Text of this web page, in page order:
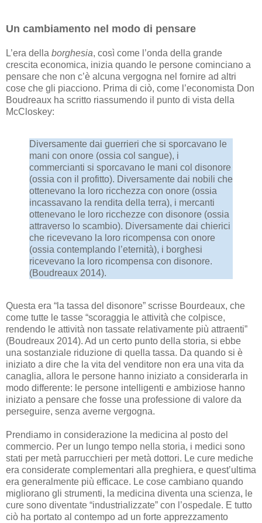
Un cambiamento nel modo di pensare
L’era della borghesia, così come l’onda della grande
crescita economica, inizia quando le persone cominciano a
pensare che non c’è alcuna vergogna nel fornire ad altri
cose che gli piacciono. Prima di ciò, come l’economista Don
Boudreaux ha scritto riassumendo il punto di vista della
McCloskey:
Diversamente dai guerrieri che si sporcavano le
mani con onore (ossia col sangue), i
commercianti si sporcavano le mani col disonore
(ossia con il profitto). Diversamente dai nobili che
ottenevano la loro ricchezza con onore (ossia
incassavano la rendita della terra), i mercanti
ottenevano le loro ricchezze con disonore (ossia
attraverso lo scambio). Diversamente dai chierici
che ricevevano la loro ricompensa con onore
(ossia contemplando l’eternità), i borghesi
ricevevano la loro ricompensa con disonore.
(Boudreaux 2014).
Questa era “la tassa del disonore” scrisse Bourdeaux, che
come tutte le tasse “scoraggia le attività che colpisce,
rendendo le attività non tassate relativamente più attraenti”
(Boudreaux 2014). Ad un certo punto della storia, si ebbe
una sostanziale riduzione di quella tassa. Da quando si è
iniziato a dire che la vita del venditore non era una vita da
canaglia, allora le persone hanno iniziato a considerarla in
modo differente: le persone intelligenti e ambiziose hanno
iniziato a pensare che fosse una professione di valore da
perseguire, senza averne vergogna.
Prendiamo in considerazione la medicina al posto del
commercio. Per un lungo tempo nella storia, i medici sono
stati per metà parrucchieri per metà dottori. Le cure mediche
era considerate complementari alla preghiera, e quest’ultima
era generalmente più efficace. Le cose cambiano quando
migliorano gli strumenti, la medicina diventa una scienza, le
cure sono diventate “industrializzate” con l’ospedale. E tutto
ciò ha portato al contempo ad un forte apprezzamento